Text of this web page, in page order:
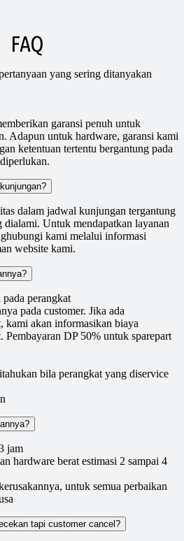
FAQ
yang sering ditanyakan
garansi penuh untuk
Adapun untuk hardware, garansi kami
ketentuan tertentu bergantung pada
dalam jadwal kunjungan tergantung
dialami. Untuk mendapatkan layanan
kami melalui informasi
website kami.
perangkat
pada customer. Jika ada
kami akan informasikan biaya
Pembayaran DP 50% untuk sparepart
bila perangkat yang diservice
jam
hardware berat estimasi 2 sampai 4
untuk semua perbaikan
tapi customer cancel?